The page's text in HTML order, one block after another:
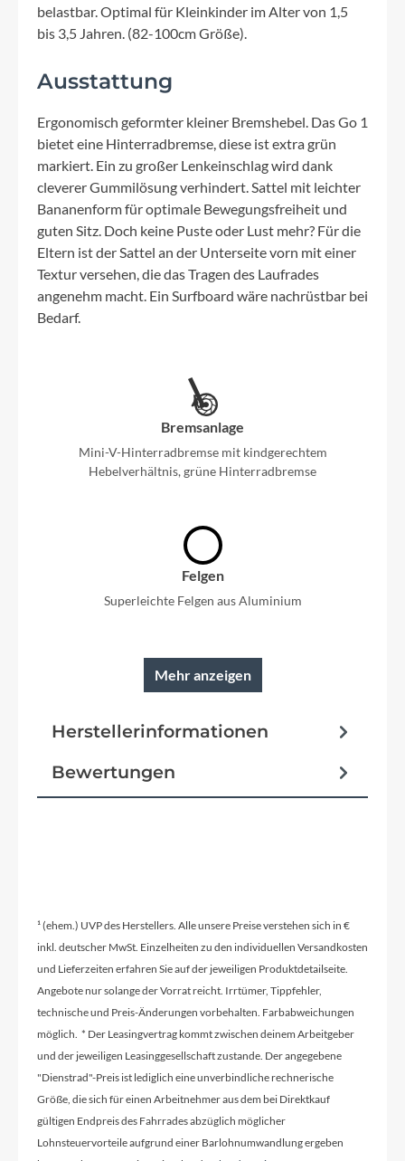
belastbar. Optimal für Kleinkinder im Alter von 1,5
bis 3,5 Jahren. (82-100cm Größe).
Ausstattung
Ergonomisch geformter kleiner Bremshebel. Das Go 1
bietet eine Hinterradbremse, diese ist extra grün
markiert. Ein zu großer Lenkeinschlag wird dank
cleverer Gummilösung verhindert. Sattel mit leichter
Bananenform für optimale Bewegungsfreiheit und
guten Sitz. Doch keine Puste oder Lust mehr? Für die
Eltern ist der Sattel an der Unterseite vorn mit einer
Textur versehen, die das Tragen des Laufrades
angenehm macht. Ein Surfboard wäre nachrüstbar bei
Bedarf.
Bremsanlage
Mini-V-Hinterradbremse mit kindgerechtem
Hebelverhältnis, grüne Hinterradbremse
Felgen
Superleichte Felgen aus Aluminium
Gutmütiges Fahrverhalten: extrem tiefer Einstieg,
fehlerverzeihende Lenkgeometrie
Vorbau
Superleichter Vorbau aus geschmiedetem
Aluminium 40 mm / +15°
Rahmentyp
Laufrad
Modelljahr
Mehr anzeigen
Herstellerinformationen
Bewertungen
¹ (ehem.) UVP des Herstellers. Alle unsere Preise verstehen sich in €
inkl. deutscher MwSt. Einzelheiten zu den individuellen Versandkosten
und Lieferzeiten erfahren Sie auf der jeweiligen Produktdetailseite.
Angebote nur solange der Vorrat reicht. Irrtümer, Tippfehler,
technische und Preis-Änderungen vorbehalten. Farbabweichungen
möglich. * Der Leasingvertrag kommt zwischen deinem Arbeitgeber
und der jeweiligen Leasinggesellschaft zustande. Der angegebene
"Dienstrad"-Preis ist lediglich eine unverbindliche rechnerische
Größe, die sich für einen Arbeitnehmer aus dem bei Direktkauf
gültigen Endpreis des Fahrrades abzüglich möglicher
Lohnsteuervorteile aufgrund einer Barlohnumwandlung ergeben